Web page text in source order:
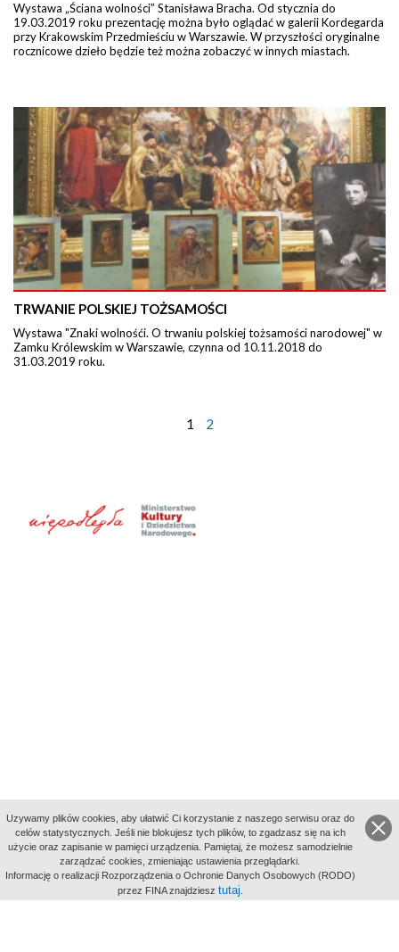
Wystawa „Ściana wolności” Stanisława Bracha. Od stycznia do
19.03.2019 roku prezentację można było oglądać w galerii Kordegarda
przy Krakowskim Przedmieściu w Warszawie. W przyszłości oryginalne
rocznicowe dzieło będzie też można zobaczyć w innych miastach.
TRWANIE POLSKIEJ TOŻSAMOŚCI
Wystawa "Znaki wolnośći. O trwaniu polskiej tożsamości narodowej" w
Zamku Królewskim w Warszawie, czynna od 10.11.2018 do
31.03.2019 roku.
1 2
aktywności
Uzywamy plików cookies, aby ułatwić Ci korzystanie z naszego serwisu oraz do
celów statystycznych. Jeśli nie blokujesz tych plików, to zgadzasz się na ich
użycie oraz zapisanie w pamięci urządzenia. Pamiętaj, że możesz samodzielnie
zarządzać cookies, zmieniając ustawienia przeglądarki.
Informację o realizacji Rozporządzenia o Ochronie Danych Osobowych (RODO)
przez FINA znajdziesz tutaj